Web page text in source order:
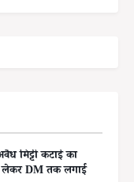
मिट्टी कटाई का
लेकर DM तक लगाई